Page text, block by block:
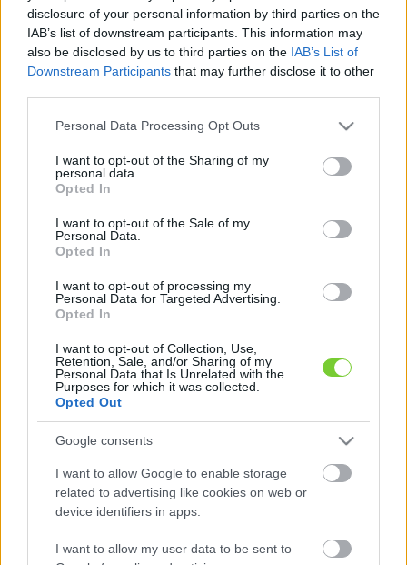
disclosure of your personal information by third parties on the
IAB’s list of downstream participants. This information may
also be disclosed by us to third parties on the IAB’s List of
Downstream Participants that may further disclose it to other
Please note that this website/app uses one or more Google
not limited to your visit or usage behaviour. You may click to
grant or deny consent to Google and its third-party tags to
use your data for below specified purposes in below Google
consent section.
Personal Data Processing Opt Outs
I want to opt-out of the Sharing of my
personal data.
Opted In
I want to opt-out of the Sale of my
Personal Data.
Opted In
I want to opt-out of processing my
Personal Data for Targeted Advertising.
Opted In
I want to opt-out of Collection, Use,
Retention, Sale, and/or Sharing of my
Personal Data that Is Unrelated with the
Purposes for which it was collected.
Opted Out
Google consents
I want to allow Google to enable storage
related to advertising like cookies on web or
device identifiers in apps.
I want to allow my user data to be sent to
Felhasználónév
Jelszó
rám
Elfelejtette jelszavát?
Elfelejtette felhasználónevét?
Regisztráció
Bejelentkezés
faiskola.hu
Kertészeti, kerti termékek és szolgáltatások térképes
szaknévsora
MI A FAISKOLA.HU?
143
13
16
12
6
3
9
14
2
143
13
16
12
6
3
14
2